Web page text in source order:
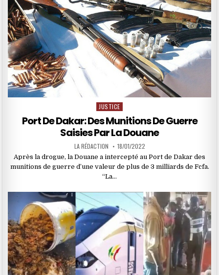
Posted
JUSTICE
Port De Dakar: Des Munitions De Guerre
Saisies Par La Douane
LA RÉDACTION 18/01/2022
Après la drogue, la Douane a intercepté au Port de Dakar des
munitions de guerre d’une valeur de plus de 3 milliards de Fcfa.
“La…